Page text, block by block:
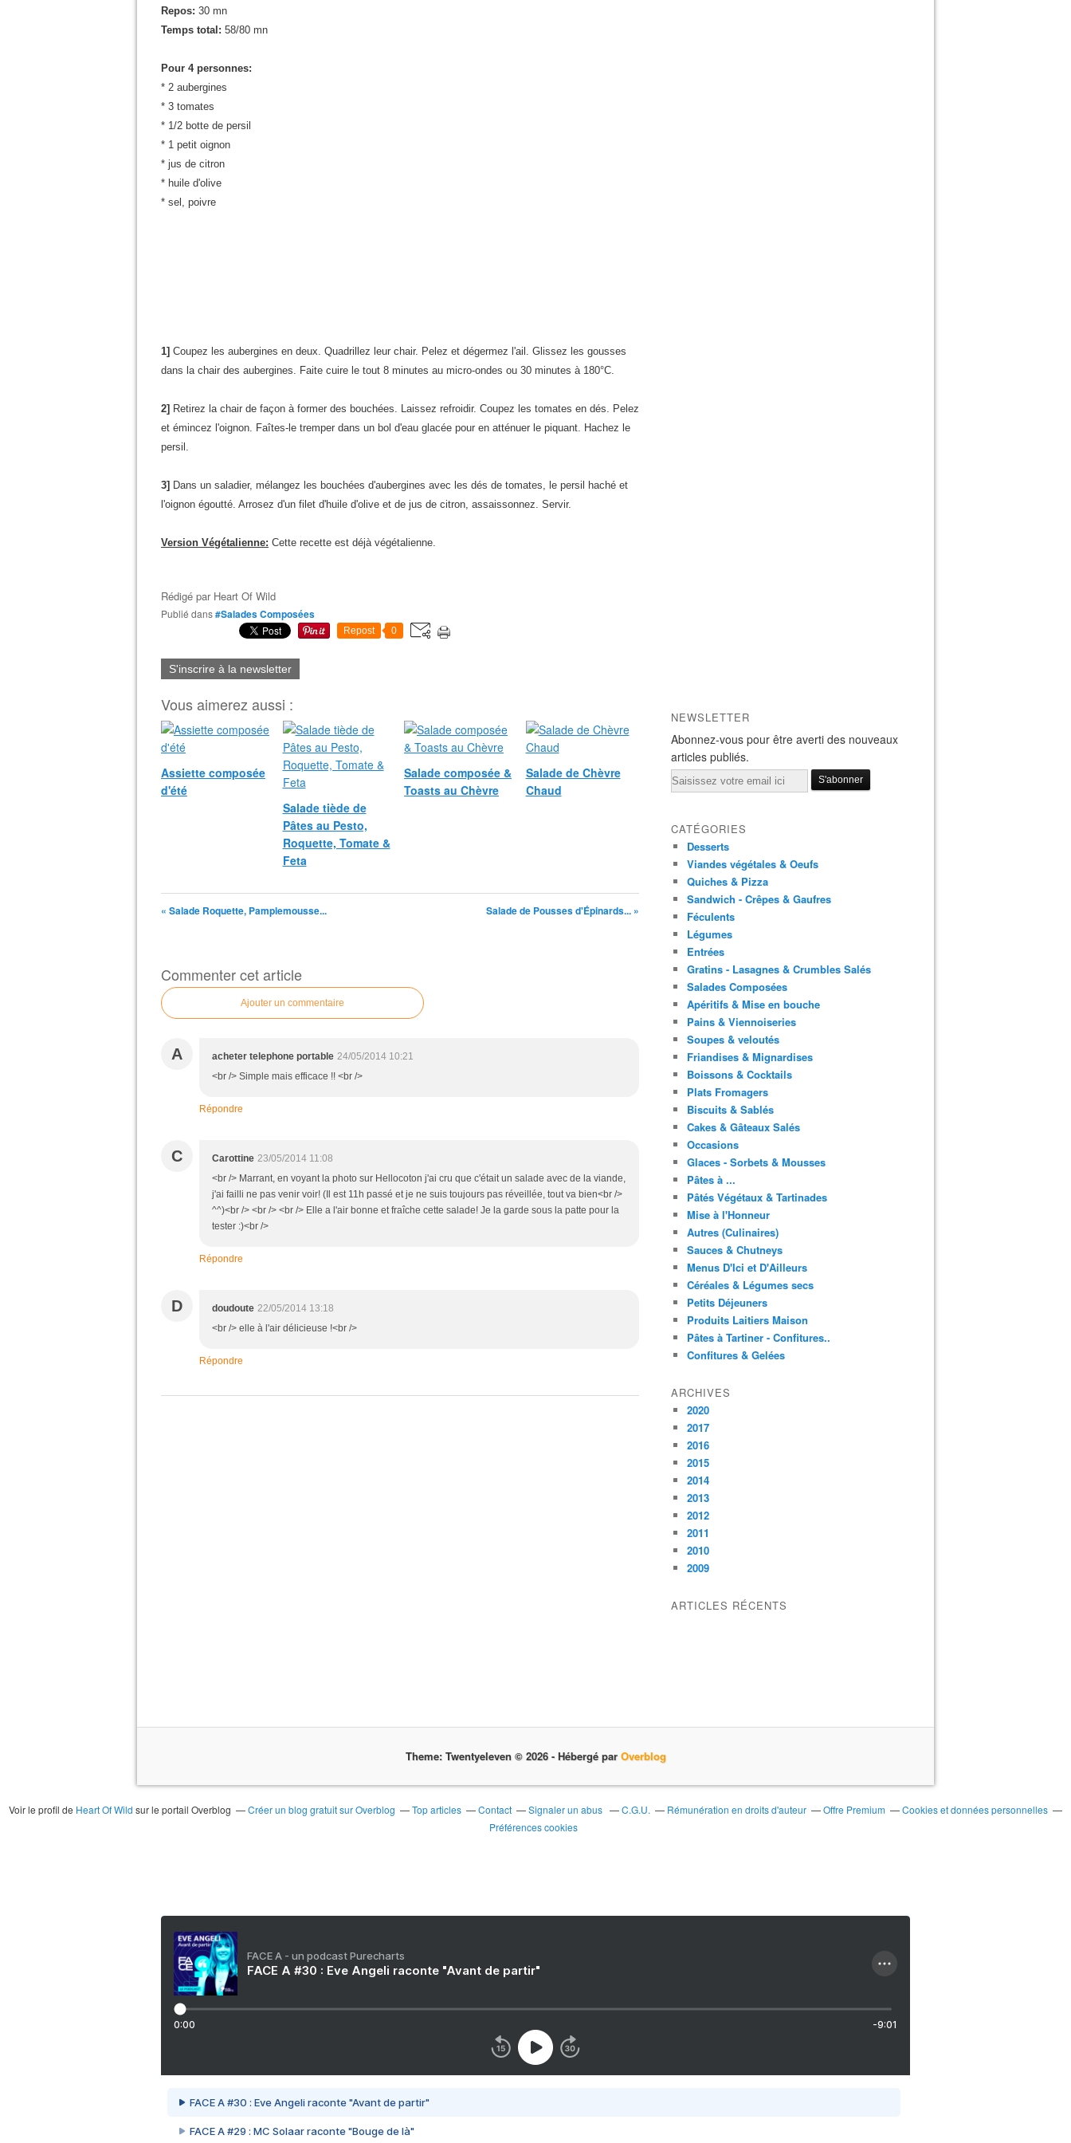
Repos: 30 mn
Temps total: 58/80 mn
Pour 4 personnes:
* 2 aubergines
* 3 tomates
* 1/2 botte de persil
* 1 petit oignon
* jus de citron
* huile d'olive
* sel, poivre
1] Coupez les aubergines en deux. Quadrillez leur chair. Pelez et dégermez l'ail. Glissez les gousses
dans la chair des aubergines. Faite cuire le tout 8 minutes au micro-ondes ou 30 minutes à 180°C.
2] Retirez la chair de façon à former des bouchées. Laissez refroidir. Coupez les tomates en dés. Pelez
et émincez l'oignon. Faîtes-le tremper dans un bol d'eau glacée pour en atténuer le piquant. Hachez le
persil.
3] Dans un saladier, mélangez les bouchées d'aubergines avec les dés de tomates, le persil haché et
l'oignon égoutté. Arrosez d'un filet d'huile d'olive et de jus de citron, assaissonnez. Servir.
Version Végétalienne: Cette recette est déjà végétalienne.
Rédigé par Heart Of Wild
Publié dans#Salades Composées
Repost 0
S'inscrire à la newsletter
Vous aimerez aussi :
Assiette composée
d'été
Salade tiède de
Pâtes au Pesto,
Roquette, Tomate &
Feta
Salade composée &
Toasts au Chèvre
Salade de Chèvre
Chaud
« Salade Roquette, Pamplemousse... Salade de Pousses d'Épinards... »
Commenter cet article
Ajouter un commentaire
A acheter telephone portable 24/05/2014 10:21
<br /> Simple mais efficace !! <br />
Répondre
C Carottine 23/05/2014 11:08
<br /> Marrant, en voyant la photo sur Hellocoton j'ai cru que c'était un salade avec de la viande,
j'ai failli ne pas venir voir! (Il est 11h passé et je ne suis toujours pas réveillée, tout va bien<br />
^^)<br /> <br /> <br /> Elle a l'air bonne et fraîche cette salade! Je la garde sous la patte pour la
tester :)<br />
Répondre
D doudoute 22/05/2014 13:18
<br /> elle à l'air délicieuse !<br />
Répondre
NEWSLETTER
Abonnez-vous pour être averti des nouveaux
articles publiés.
Email
CATÉGORIES
Desserts
Viandes végétales & Oeufs
Quiches & Pizza
Sandwich - Crêpes & Gaufres
Féculents
Légumes
Entrées
Gratins - Lasagnes & Crumbles Salés
Salades Composées
Apéritifs & Mise en bouche
Pains & Viennoiseries
Soupes & veloutés
Friandises & Mignardises
Boissons & Cocktails
Plats Fromagers
Biscuits & Sablés
Cakes & Gâteaux Salés
Occasions
Glaces - Sorbets & Mousses
Pâtes à ...
Pâtés Végétaux & Tartinades
Mise à l'Honneur
Autres (Culinaires)
Sauces & Chutneys
Menus D'Ici et D'Ailleurs
Céréales & Légumes secs
Petits Déjeuners
Produits Laitiers Maison
Pâtes à Tartiner - Confitures..
Confitures & Gelées
ARCHIVES
2020
2017
2016
2015
2014
2013
2012
2011
2010
2009
ARTICLES RÉCENTS
Theme: Twentyeleven © 2026 - Hébergé par Overblog
Voir le profil de Heart Of Wild sur le portail Overblog Créer un blog gratuit sur Overblog Top articles Contact Signaler un abus C.G.U. Rémunération en droits d'auteur Offre Premium
Cookies et données personnelles
Préférences cookies
FACE A - un podcast Purecharts
FACE A #30 : Eve Angeli raconte "Avant de partir"
0:00 -9:01
FACE A #30 : Eve Angeli raconte "Avant de partir"
FACE A #29 : MC Solaar raconte "Bouge de là"